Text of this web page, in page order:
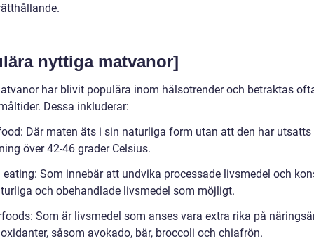
nyttiga matvanor]
har blivit populära inom hälsotrender och betraktas
Dessa inkluderar:
Där maten äts i sin naturliga form utan att den har
över 42-46 grader Celsius.
eating: Som innebär att undvika processade livsmedel och
och obehandlade livsmedel som möjligt.
Som är livsmedel som anses vara extra rika på
såsom avokado, bär, broccoli och chiafrön.